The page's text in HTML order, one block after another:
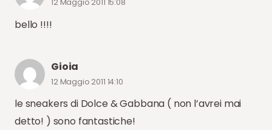
12 Maggio 2011 15:08
bello !!!!
Gioia
12 Maggio 2011 14:10
le sneakers di Dolce & Gabbana ( non l’avrei mai
detto! ) sono fantastiche!